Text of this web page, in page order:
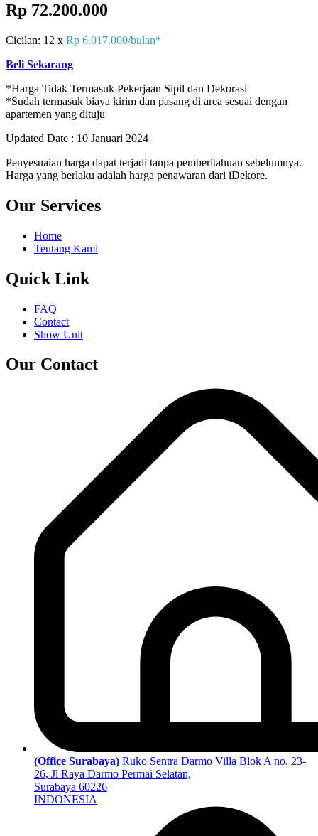
Rp 72.200.000
Cicilan: 12 x Rp 6.017.000/bulan*
Beli Sekarang
*Harga Tidak Termasuk Pekerjaan Sipil dan Dekorasi
*Sudah termasuk biaya kirim dan pasang di area sesuai dengan
apartemen yang dituju
Updated Date : 10 Januari 2024
Penyesuaian harga dapat terjadi tanpa pemberitahuan sebelumnya.
Harga yang berlaku adalah harga penawaran dari iDekore.
Our Services
Home
Tentang Kami
Quick Link
FAQ
Contact
Show Unit
Our Contact
(Office Surabaya) Ruko Sentra Darmo Villa Blok A no. 23-
26, Jl Raya Darmo Permai Selatan,
Surabaya 60226
INDONESIA